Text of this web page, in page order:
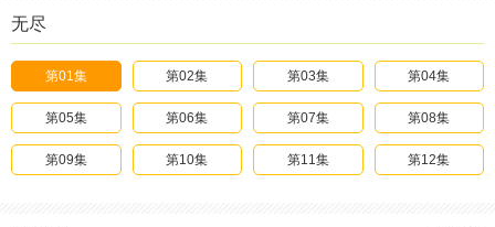
无尽
第01集 第02集 第03集 第04集
第05集 第06集 第07集 第08集
第09集 第10集 第11集 第12集